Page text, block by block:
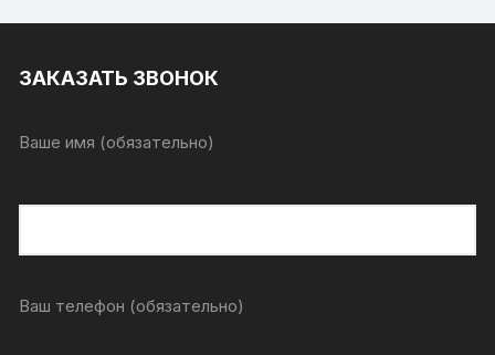
ЗАКАЗАТЬ ЗВОНОК
Ваше имя (обязательно)
Ваш телефон (обязательно)